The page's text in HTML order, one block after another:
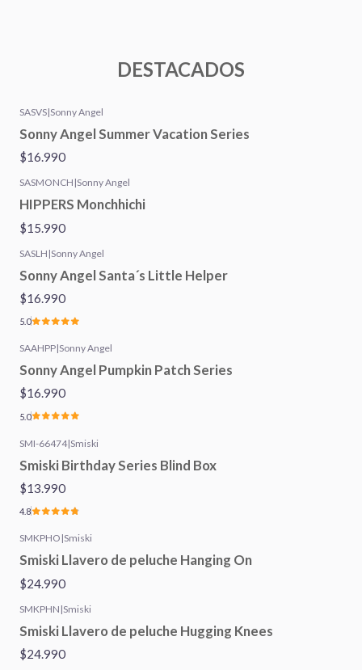
DESTACADOS
SASVS|Sonny Angel
Sonny Angel Summer Vacation Series
$16.990
SASMONCH |Sonny Angel
HIPPERS Monchhichi
$15.990
SASLH |Sonny Angel
Sonny Angel Santa´s Little Helper
$16.990
5.0
SAAHPP|Sonny Angel
Sonny Angel Pumpkin Patch Series
$16.990
5.0
SMI-66474|Smiski
Smiski Birthday Series Blind Box
$13.990
4.8
SMKPHO |Smiski
Smiski Llavero de peluche Hanging On
$24.990
SMKPHN |Smiski
Smiski Llavero de peluche Hugging Knees
$24.990